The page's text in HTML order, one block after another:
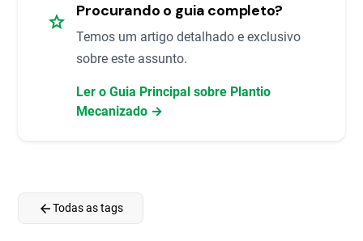
star Procurando o guia completo?
Temos um artigo detalhado e exclusivo
sobre este assunto.
Ler o Guia Principal sobre Plantio
Mecanizado →
arrow_backTodas as tags